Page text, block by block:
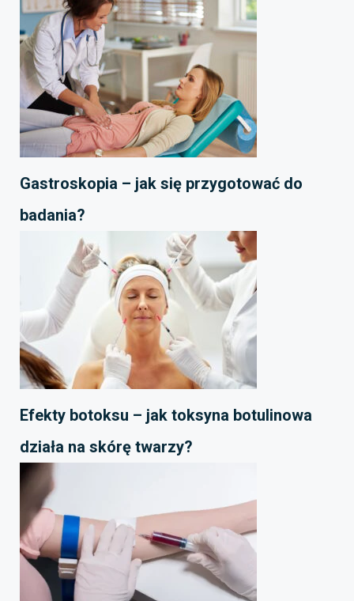
Gastroskopia – jak się przygotować do
badania?
Efekty botoksu – jak toksyna botulinowa
działa na skórę twarzy?